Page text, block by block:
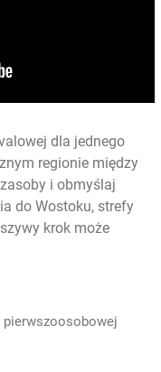
dla jednego
regionie między
i obmyślaj
do Wostoku, strefy
krok może
pierwszoosobowej